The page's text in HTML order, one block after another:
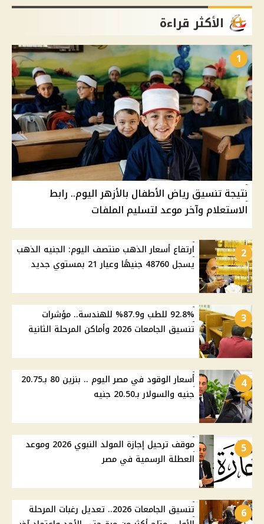
الأكثر قراءة
1
نتيجة تنسيق رياض الأطفال بالأزهر اليوم.. رابط
الاستعلام وآخر موعد لتسليم الملفات
2
ارتفاع أسعار الذهب منتصف اليوم: الجنيه الذهب
يسجل 48760 جنيهًا وعيار 21 بمستوي جديد
3
92.8% للطب و87.9% للهندسة.. مؤشرات
تنسيق الجامعات 2026 وأماكن المرحلة الثانية
4
أسعار الوقود في مصر اليوم .. بنزين 80 بـ20.75
جنيه والسولار بـ20.50 جنيه
5
موقف ترحيل إجازة المولد النبوي 2026 وموعد
العطلة الرسمية في مصر
6
تنسيق الجامعات 2026.. تعديل رغبات المرحلة